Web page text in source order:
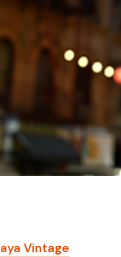
Vintage